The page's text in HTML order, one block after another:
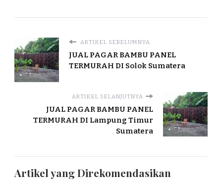
ARTIKEL SEBELUMNYA
JUAL PAGAR BAMBU PANEL
TERMURAH DI Solok Sumatera
ARTIKEL SELANJUTNYA
JUAL PAGAR BAMBU PANEL
TERMURAH DI Lampung Timur
Sumatera
Artikel yang Direkomendasikan